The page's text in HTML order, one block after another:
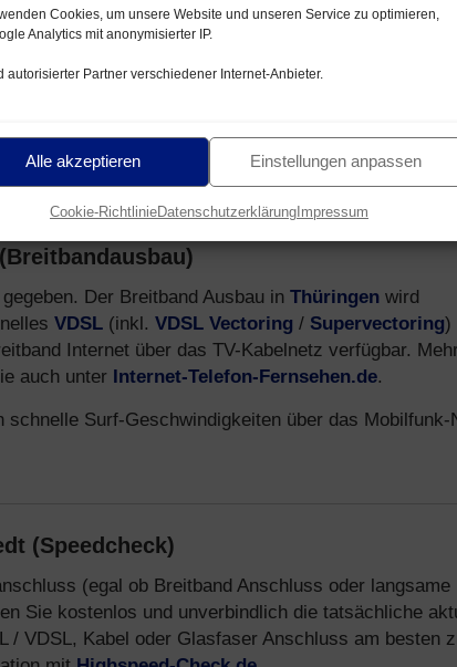
Cookies, um unsere Website und unseren Service zu optimieren,
Analytics mit anonymisierter IP.
autorisierter Partner verschiedener Internet-Anbieter.
Alle akzeptieren Einstellungen anpassen
Cookie-RichtlinieDatenschutzerklärungImpressum
LTE / HSPA
Plus Netz
welche Handytarife über das
zu Mobilfunk Anbietern, Tarifen und Smartphones
Der Breitband Ausbau in Thüringen wird
VDSL (inkl. VDSL Vectoring / Supervectoring)
Internet über das TV-Kabelnetz verfügbar. Mehr
auch unter Internet-Telefon-Fernsehen.de.
Surf-Geschwindigkeiten über das Mobilfunk-
(Speedcheck)
(egal ob Breitband Anschluss oder langsame
Sie kostenlos und unverbindlich die tatsächliche
VDSL, Kabel oder Glasfaser Anschluss am besten